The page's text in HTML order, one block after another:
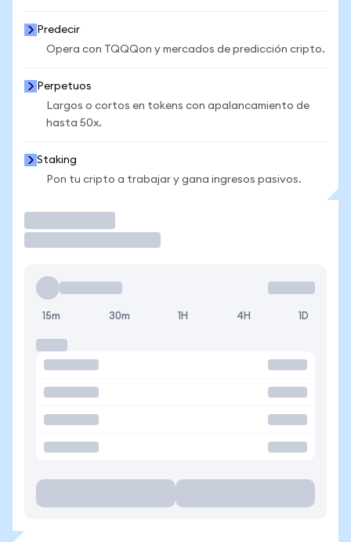
Predecir
Opera con TQQQon y mercados de predicción cripto.
Perpetuos
Largos o cortos en tokens con apalancamiento de
hasta 50x.
Staking
Pon tu cripto a trabajar y gana ingresos pasivos.
15m 30m 1H 4H 1D